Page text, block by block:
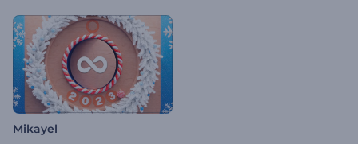
Mikayel